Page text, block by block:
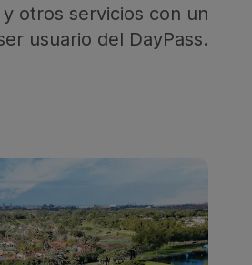
otros servicios con un
usuario del DayPass.